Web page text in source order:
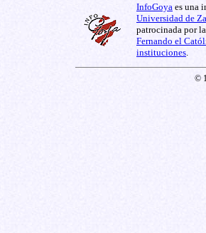
InfoGoya es una
Universidad de
patrocinada por
Fernando el
instituciones
©